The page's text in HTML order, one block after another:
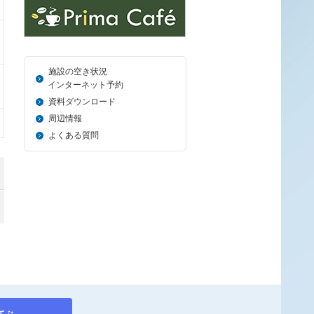
施設の空き状況
＿_ インターネット予約
資料ダウンロード
周辺情報
よくある質問